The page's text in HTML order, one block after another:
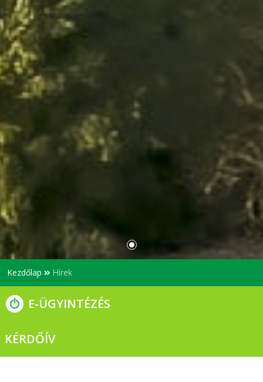
Kezdőlap Hírek
E-ÜGYINTÉZÉS
KÉRDŐÍV